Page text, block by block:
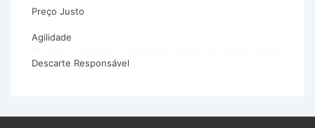
Preço Justo
Agilidade
Descarte Responsável